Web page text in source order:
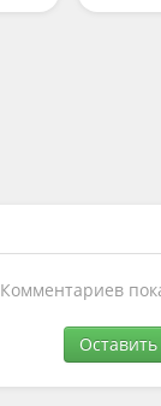
Комментариев